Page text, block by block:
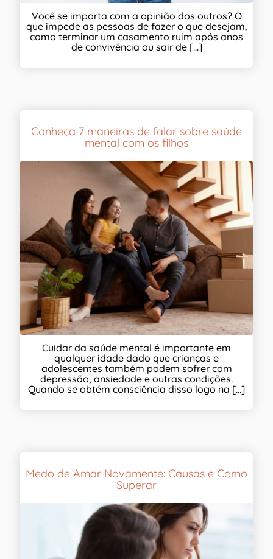
Você se importa com a opinião dos outros? O
que impede as pessoas de fazer o que desejam,
como terminar um casamento ruim após anos
de convivência ou sair de [...]
Conheça 7 maneiras de falar sobre saúde
mental com os filhos
Cuidar da saúde mental é importante em
qualquer idade dado que crianças e
adolescentes também podem sofrer com
depressão, ansiedade e outras condições.
Quando se obtém consciência disso logo na [...]
Medo de Amar Novamente: Causas e Como
Superar